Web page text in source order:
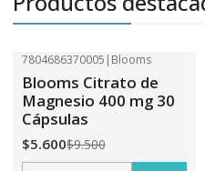
7804686370005 | Blooms
Blooms Citrato de
Magnesio 400 mg 30
Cápsulas
$5.600$9.500